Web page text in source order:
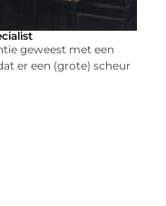
geweest met een
er een (grote) scheur